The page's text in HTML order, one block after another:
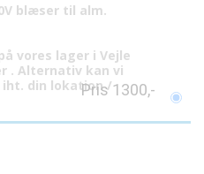
blæser til alm.
vores lager i Vejle
. Alternativ kan vi
din lokation /Pris 1300,-